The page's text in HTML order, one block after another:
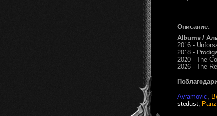
Описание:
Albums /
2016 -
2018 -
2020 - The
2026 - The
Avramovic
stedust